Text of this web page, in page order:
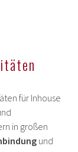
für Inhouse
in großen
und